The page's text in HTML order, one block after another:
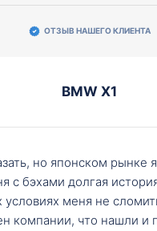
ОТЗЫВ НАШЕГО КЛИЕНТА
BMW X1
но японском рынке
с бэхами долгая
меня не
компании, что нашли и